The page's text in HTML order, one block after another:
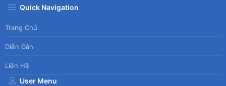
Quick Navigation
Trang Chủ
Diễn Đàn
Liên Hệ
User Menu